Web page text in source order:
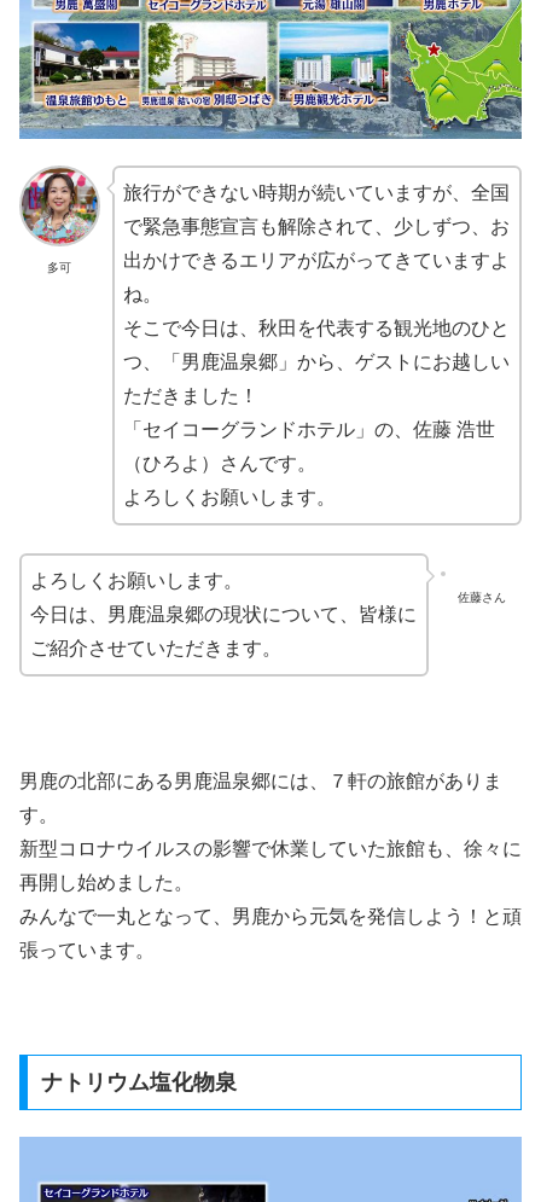
多可
旅行ができない時期が続いていますが、全国
で緊急事態宣言も解除されて、少しずつ、お
出かけできるエリアが広がってきていますよ
ね。
そこで今日は、秋田を代表する観光地のひと
つ、「男鹿温泉郷」から、ゲストにお越しい
ただきました！
「セイコーグランドホテル」の、佐藤 浩世
（ひろよ）さんです。
よろしくお願いします。
佐藤さん
よろしくお願いします。
今日は、男鹿温泉郷の現状について、皆様に
ご紹介させていただきます。
男鹿の北部にある男鹿温泉郷には、７軒の旅館がありま
す。
新型コロナウイルスの影響で休業していた旅館も、徐々に
再開し始めました。
みんなで一丸となって、男鹿から元気を発信しよう！と頑
張っています。
ナトリウム塩化物泉